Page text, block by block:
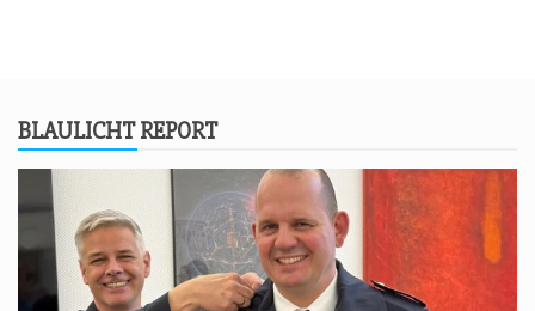
BLAU­LICHT REPORT